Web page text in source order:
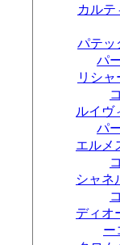
カルテ
パテッ
パ
リシ
ルイヴ
パ
エルメ
シャネ
ディオ
ー